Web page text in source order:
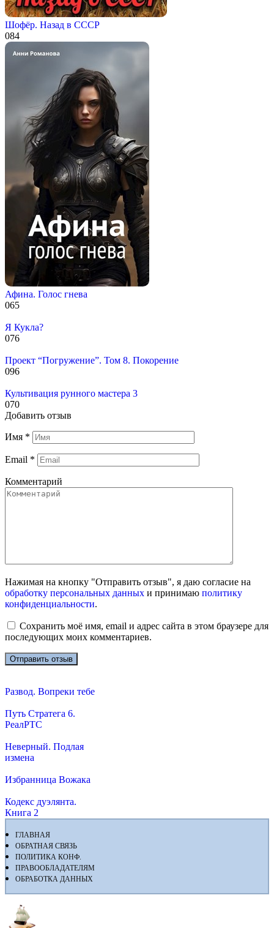
Шофёр. Назад в СССР
084
Афина. Голос гнева
065
Я Кукла?
076
Проект “Погружение”. Том 8. Покорение
096
Культивация рунного мастера 3
070
Добавить отзыв
Имя *
Email *
Комментарий
Нажимая на кнопку "Отправить отзыв", я даю согласие на
обработку персональных данных и принимаю политику
конфиденциальности.
Сохранить моё имя, email и адрес сайта в этом браузере для
последующих моих комментариев.
Развод. Вопреки тебе
Путь Стратега 6.
РеалРТС
Неверный. Подлая
измена
Избранница Вожака
Кодекс дуэлянта.
Книга 2
ГЛАВНАЯ
ОБРАТНАЯ СВЯЗЬ
ПОЛИТИКА КОНФ.
ПРАВООБЛАДАТЕЛЯМ
ОБРАБОТКА ДАННЫХ